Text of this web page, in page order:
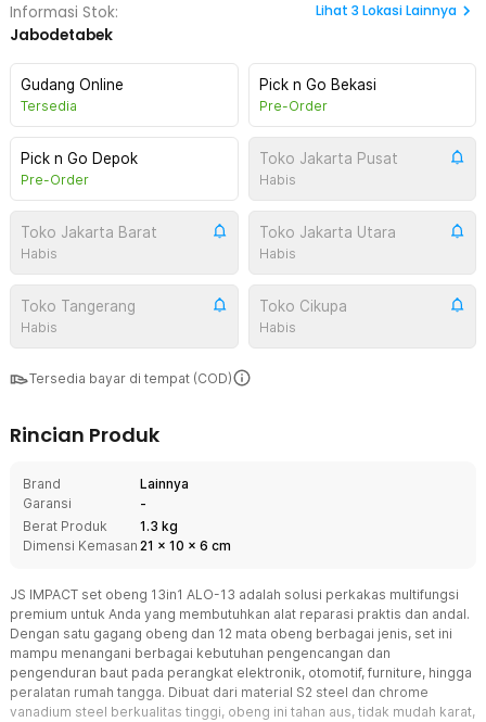
Informasi Stok:
Jabodetabek
Lihat 3 Lokasi Lainnya
Gudang Online
Tersedia
Pick n Go Bekasi
Pre-Order
Pick n Go Depok
Pre-Order
Toko Jakarta Pusat
Habis
Toko Jakarta Barat
Habis
Toko Jakarta Utara
Habis
Toko Tangerang
Habis
Toko Cikupa
Habis
Tersedia bayar di tempat (COD)
Rincian Produk
Brand
Lainnya
Garansi
-
Berat Produk
1.3 kg
Dimensi Kemasan 21 x 10 x 6 cm
JS IMPACT set obeng 13in1 ALO-13 adalah solusi perkakas multifungsi
premium untuk Anda yang membutuhkan alat reparasi praktis dan andal.
Dengan satu gagang obeng dan 12 mata obeng berbagai jenis, set ini
mampu menangani berbagai kebutuhan pengencangan dan
pengenduran baut pada perangkat elektronik, otomotif, furniture, hingga
peralatan rumah tangga. Dibuat dari material S2 steel dan chrome
vanadium steel berkualitas tinggi, obeng ini tahan aus, tidak mudah karat,